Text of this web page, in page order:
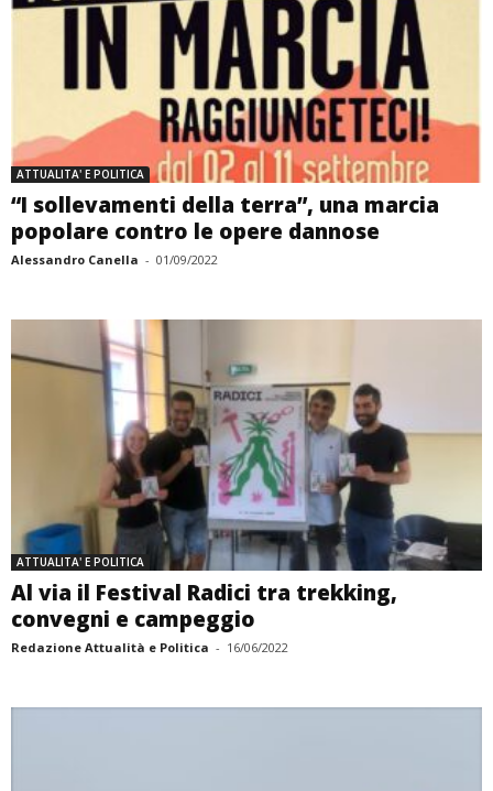
ATTUALITA' E POLITICA
“I sollevamenti della terra”, una marcia
popolare contro le opere dannose
Alessandro Canella - 01/09/2022
ATTUALITA' E POLITICA
Al via il Festival Radici tra trekking,
convegni e campeggio
Redazione Attualità e Politica - 16/06/2022